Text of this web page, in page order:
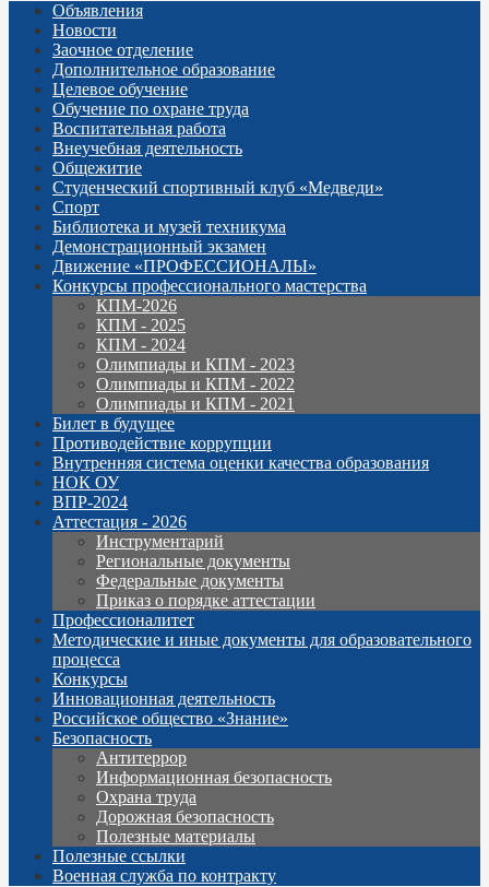
Объявления
Новости
Заочное отделение
Дополнительное образование
Целевое обучение
Обучение по охране труда
Воспитательная работа
Внеучебная деятельность
Общежитие
Студенческий спортивный клуб «Медведи»
Спорт
Библиотека и музей техникума
Демонстрационный экзамен
Движение «ПРОФЕССИОНАЛЫ»
Конкурсы профессионального мастерства
КПМ-2026
КПМ - 2025
КПМ - 2024
Олимпиады и КПМ - 2023
Олимпиады и КПМ - 2022
Олимпиады и КПМ - 2021
Билет в будущее
Противодействие коррупции
Внутренняя система оценки качества образования
НОК ОУ
ВПР-2024
Аттестация - 2026
Инструментарий
Региональные документы
Федеральные документы
Приказ о порядке аттестации
Профессионалитет
Методические и иные документы для образовательного
процесса
Конкурсы
Инновационная деятельность
Российское общество «Знание»
Безопасность
Антитеррор
Информационная безопасность
Охрана труда
Дорожная безопасность
Полезные материалы
Полезные ссылки
Военная служба по контракту